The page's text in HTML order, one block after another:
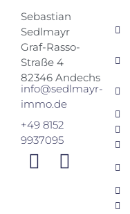
Sebastian
Sedlmayr
Graf-Rasso-
Straße 4
82346 Andechs
info@sedlmayr-
immo.de
+49 8152
9937095